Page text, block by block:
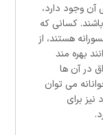
آن وجود دارد،
کسانی که
هستند، از
بهره مند
در آن ها
می توان
برای